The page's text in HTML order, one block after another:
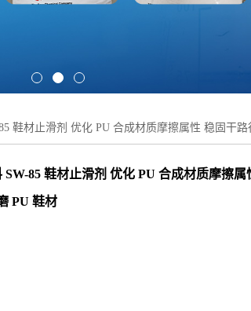
鞋材止滑剂 优化 PU 合成材质摩擦属性 稳固干
SW-85 鞋材止滑剂 优化 PU 合成材质摩擦
PU 鞋材